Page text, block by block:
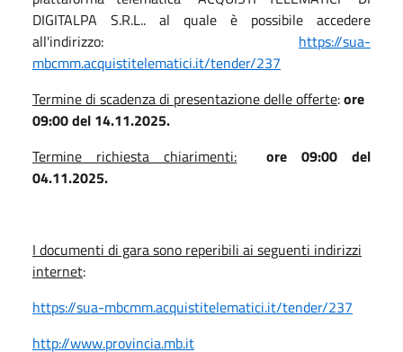
DIGITALPA S.R.L.. al quale è possibile accedere
all'indirizzo: https://sua-
mbcmm.acquistitelematici.it/tender/237
Termine di scadenza di presentazione delle offerte:ore
09:00 del 14.11.2025.
Termine richiesta chiarimenti:
ore 09:00 del
04.11.2025.
I documenti di gara sono reperibili ai seguenti indirizzi
internet:
https://sua-mbcmm.acquistitelematici.it/tender/237
http://www.provincia.mb.it